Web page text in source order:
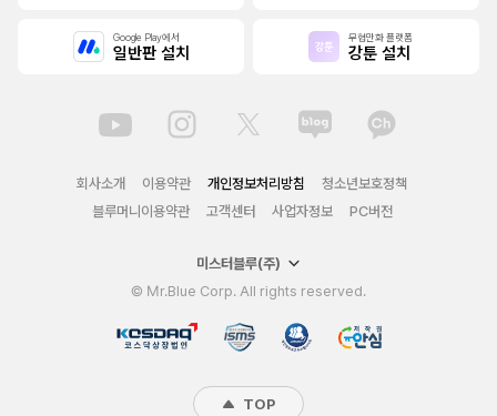
Google Play에서
일반판 설치
무협만화 플랫폼
강툰 설치
회사소개 이용약관 개인정보처리방침
청소년보호정책
블루머니이용약관
고객센터 사업자정보 PC버전
미스터블루(주)
© Mr.Blue Corp. All rights reserved.
TOP